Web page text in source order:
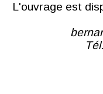
L'ouvrage est